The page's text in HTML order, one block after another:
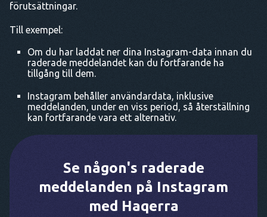
förutsättningar.
Till exempel:
Om du har laddat ner dina Instagram-data innan du
raderade meddelandet kan du fortfarande ha
tillgång till dem.
Instagram behåller användardata, inklusive
meddelanden, under en viss period, så återställning
kan fortfarande vara ett alternativ.
Se någon's raderade
meddelanden på Instagram
med Haqerra